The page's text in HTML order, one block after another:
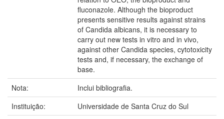
fluconazole. Although the bioproduct
presents sensitive results against strains
of Candida albicans, it is necessary to
carry out new tests in vitro and in vivo,
against other Candida species, cytotoxicity
tests and, if necessary, the exchange of
base.
Nota:
Inclui bibliografia.
Instituição:
Universidade de Santa Cruz do Sul